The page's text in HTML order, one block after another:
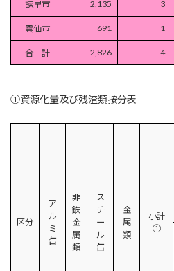
諫早市 2,135 3
雲仙市 691 1
合 計 2,826 4
①資源化量及び残渣類按分表
区分
ア
ル
ミ
缶
非
鉄
金
属
類
ス
チ
ー
ル
缶
金
属
類
小計
①